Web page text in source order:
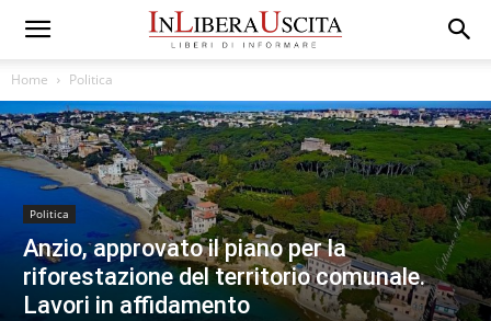
Home Politica
Politica
Anzio, approvato il piano per la
riforestazione del territorio comunale.
Lavori in affidamento